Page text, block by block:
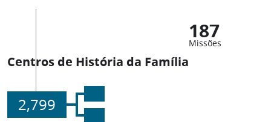
187
Missões
Centros de História da Família
2,799